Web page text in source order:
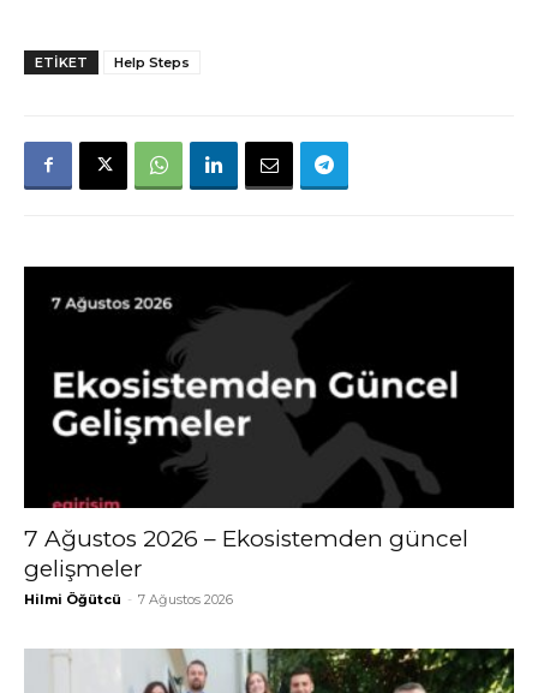
ETIKET Help Steps
7 Ağustos 2026 – Ekosistemden güncel
gelişmeler
Hilmi Öğütcü - 7 Ağustos 2026